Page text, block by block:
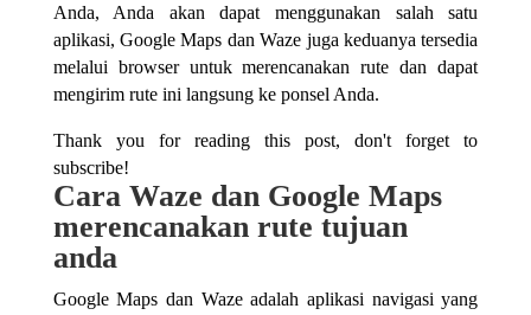
Anda, Anda akan dapat menggunakan salah satu
aplikasi, Google Maps dan Waze juga keduanya tersedia
melalui browser untuk merencanakan rute dan dapat
mengirim rute ini langsung ke ponsel Anda.
Thank you for reading this post, don't forget to
subscribe!
Cara Waze dan Google Maps
merencanakan rute tujuan
anda
Google Maps dan Waze adalah aplikasi navigasi yang